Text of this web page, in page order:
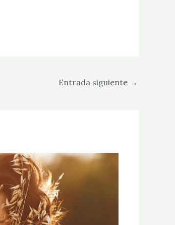
Entrada siguiente →